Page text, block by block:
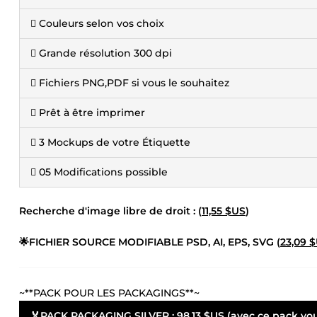
 Couleurs selon vos choix
 Grande résolution 300 dpi
 Fichiers PNG,PDF si vous le souhaitez
 Prêt à être imprimer
 3 Mockups de votre Étiquette
 05 Modifications possible
Recherche d'image libre de droit : (11,55 $US)
🌟FICHIER SOURCE MODIFIABLE PSD, AI, EPS, SVG (23,09
~**PACK POUR LES PACKAGINGS**~